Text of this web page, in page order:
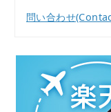
問い合わせ